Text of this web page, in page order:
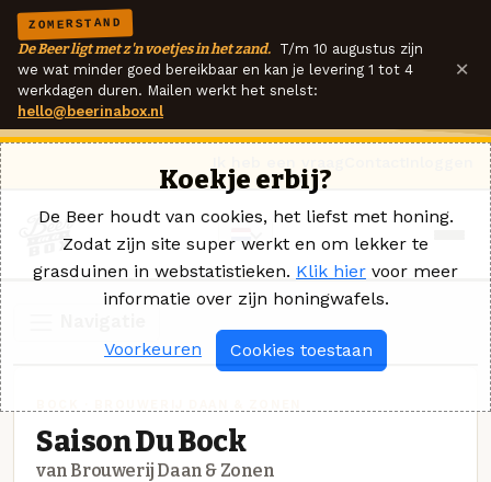
ZOMERSTAND
De Beer ligt met z'n voetjes in het zand. T/m 10 augustus zijn
we wat minder goed bereikbaar en kan je levering 1 tot 4
werkdagen duren. Mailen werkt het snelst:
hello@beerinabox.nl
×
Saison Du Bock
van Brouwerij Daan & Zonen
Koekje erbij?
De Beer houdt van cookies, het liefst met honing.
Zodat zijn site super werkt en om lekker te
grasduinen in webstatistieken. Klik hier voor meer
informatie over zijn honingwafels.
Voorkeuren Cookies toestaan